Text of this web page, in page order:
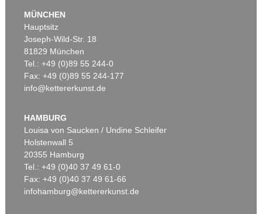
MÜNCHEN
Hauptsitz
Joseph-Wild-Str. 18
81829 München
Tel.: +49 (0)89 55 244-0
Fax: +49 (0)89 55 244-177
info@kettererkunst.de
HAMBURG
Louisa von Saucken / Undine Schleifer
Holstenwall 5
20355 Hamburg
Tel.: +49 (0)40 37 49 61-0
Fax: +49 (0)40 37 49 61-66
infohamburg@kettererkunst.de